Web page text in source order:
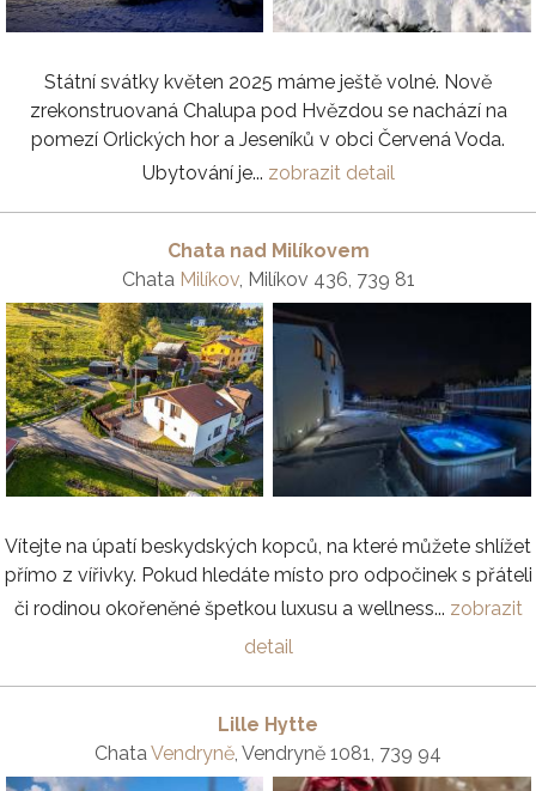
Státní svátky květen 2025 máme ještě volné. Nově
zrekonstruovaná Chalupa pod Hvězdou se nachází na
pomezí Orlických hor a Jeseníků v obci Červená Voda.
Ubytování je... zobrazit detail
Chata nad Milíkovem
Chata Milíkov, Milíkov 436, 739 81
Vítejte na úpatí beskydských kopců, na které můžete shlížet
přímo z vířivky. Pokud hledáte místo pro odpočinek s přáteli
či rodinou okořeněné špetkou luxusu a wellness... zobrazit
detail
Lille Hytte
Chata Vendryně , Vendryně 1081, 739 94